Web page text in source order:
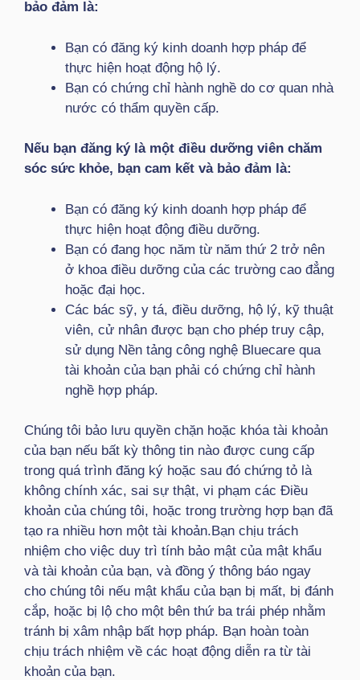
bảo đảm là:
Bạn có đăng ký kinh doanh hợp pháp để
thực hiện hoạt động hộ lý.
Bạn có chứng chỉ hành nghề do cơ quan nhà
nước có thẩm quyền cấp.
Nếu bạn đăng ký là một điều dưỡng viên chăm
sóc sức khỏe, bạn cam kết và bảo đảm là:
Bạn có đăng ký kinh doanh hợp pháp để
thực hiện hoạt động điều dưỡng.
Bạn có đang học năm từ năm thứ 2 trở nên
ở khoa điều dưỡng của các trường cao đẳng
hoặc đại học.
Các bác sỹ, y tá, điều dưỡng, hộ lý, kỹ thuật
viên, cử nhân được bạn cho phép truy cập,
sử dụng Nền tảng công nghệ Bluecare qua
tài khoản của bạn phải có chứng chỉ hành
nghề hợp pháp.
Chúng tôi bảo lưu quyền chặn hoặc khóa tài khoản
của bạn nếu bất kỳ thông tin nào được cung cấp
trong quá trình đăng ký hoặc sau đó chứng tỏ là
không chính xác, sai sự thật, vi phạm các Điều
khoản của chúng tôi, hoặc trong trường hợp bạn đã
tạo ra nhiều hơn một tài khoản.Bạn chịu trách
nhiệm cho việc duy trì tính bảo mật của mật khẩu
và tài khoản của bạn, và đồng ý thông báo ngay
cho chúng tôi nếu mật khẩu của bạn bị mất, bị đánh
cắp, hoặc bị lộ cho một bên thứ ba trái phép nhằm
tránh bị xâm nhập bất hợp pháp. Bạn hoàn toàn
chịu trách nhiệm về các hoạt động diễn ra từ tài
khoản của bạn.